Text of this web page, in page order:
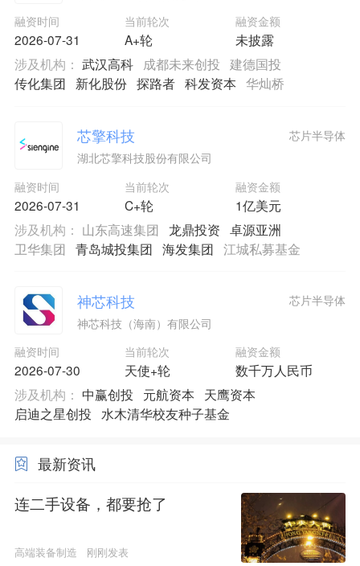
融资时间
2026-07-31
当前轮次
A+轮
融资金额
未披露
涉及机构： 武汉高科 成都未来创投
建德国投
传化集团
新化股份 探路者 科发资本 华灿桥
芯擎科技
湖北芯擎科技股份有限公司
融资时间
2026-07-31
当前轮次
C+轮
融资金额
1亿美元
芯片半导体
涉及机构： 山东高速集团 龙鼎投资 卓源亚洲
卫华集团
青岛城投集团 海发集团 江城私募基金
神芯科技
神芯科技（海南）有限公司
融资时间
2026-07-30
当前轮次
天使+轮
融资金额
数千万人民币
芯片半导体
涉及机构： 中赢创投 元航资本
天鹰资本
启迪之星创投
水木清华校友种子基金
最新资讯
连二手设备，都要抢了
高端装备制造 刚刚发表